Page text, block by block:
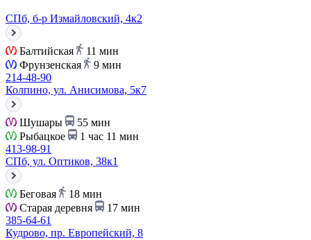
СПб, б-р Измайловский, 4к2
Балтийская
11 мин
Фрунзенская
9 мин
214-48-90
Колпино, ул. Анисимова, 5к7
Шушары
55 мин
Рыбацкое
1 час 11 мин
413-98-91
СПб, ул. Оптиков, 38к1
Беговая
18 мин
Старая деревня
17 мин
385-64-61
Кудрово, пр. Европейский, 8